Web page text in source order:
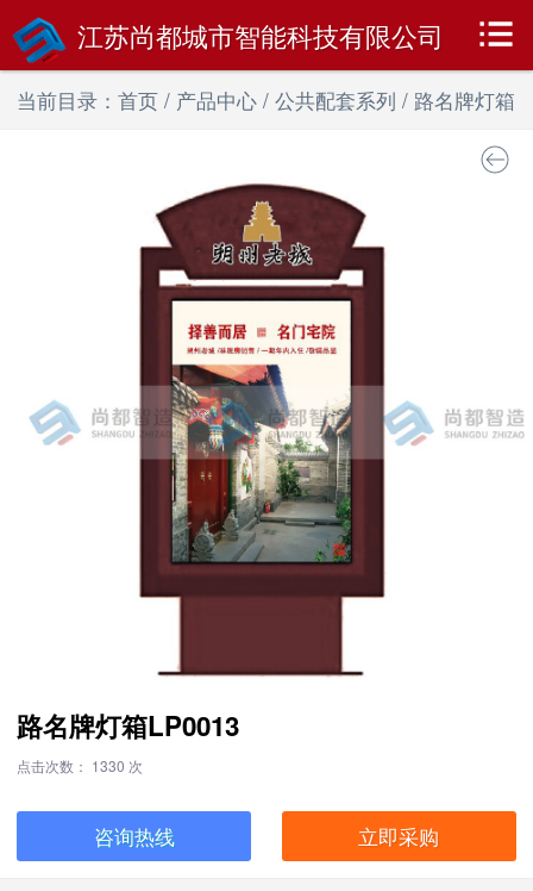
江苏尚都城市智能科技有限公司
当前目录： 首页 / 产品中心 / 公共配套系列 / 路名牌灯箱
路名牌灯箱LP0013
点击次数： 1330 次
咨询热线 立即采购